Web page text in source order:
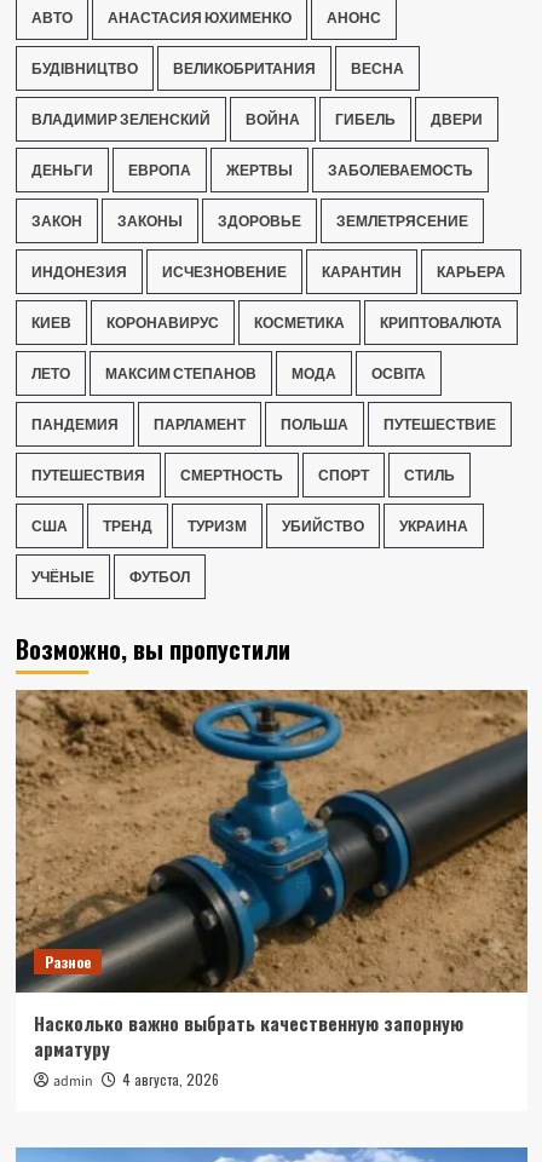
АВТО АНАСТАСИЯ ЮХИМЕНКО АНОНС
БУДІВНИЦТВО ВЕЛИКОБРИТАНИЯ ВЕСНА
ВЛАДИМИР ЗЕЛЕНСКИЙ ВОЙНА ГИБЕЛЬ ДВЕРИ
ДЕНЬГИ ЕВРОПА ЖЕРТВЫ ЗАБОЛЕВАЕМОСТЬ
ЗАКОН ЗАКОНЫ ЗДОРОВЬЕ ЗЕМЛЕТРЯСЕНИЕ
ИНДОНЕЗИЯ ИСЧЕЗНОВЕНИЕ КАРАНТИН КАРЬЕРА
КИЕВ КОРОНАВИРУС КОСМЕТИКА КРИПТОВАЛЮТА
ЛЕТО МАКСИМ СТЕПАНОВ МОДА ОСВІТА
ПАНДЕМИЯ ПАРЛАМЕНТ ПОЛЬША ПУТЕШЕСТВИЕ
ПУТЕШЕСТВИЯ СМЕРТНОСТЬ СПОРТ СТИЛЬ
США ТРЕНД ТУРИЗМ УБИЙСТВО УКРАИНА
УЧЁНЫЕ ФУТБОЛ
Возможно, вы пропустили
Разное
Насколько важно выбрать качественную запорную
арматуру
admin 4 августа, 2026